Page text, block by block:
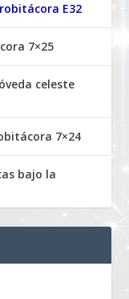
E32
7×25
celeste
7×24
bajo la